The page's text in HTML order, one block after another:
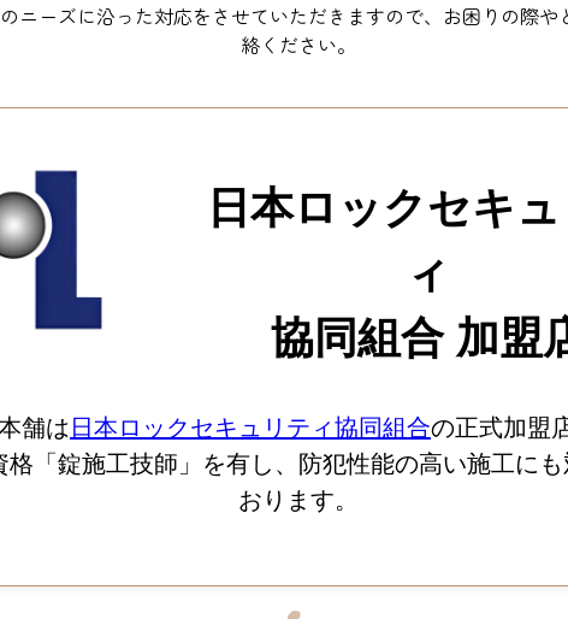
ニーズに沿った対応をさせていただきますので、お困りの際
絡ください。
日本ロックセキ
ィ
協同組合 加盟
舗は 日本ロックセキュリティ協同組合の正式加盟
格「錠施工技師」を有し、防犯性能の高い施工に
おります。